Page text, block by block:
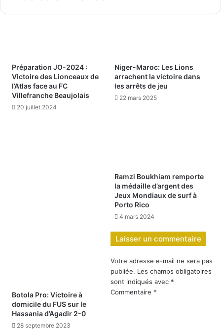
Préparation JO-2024 :
Victoire des Lionceaux de
l’Atlas face au FC
Villefranche Beaujolais
20 juillet 2024
Niger-Maroc: Les Lions
arrachent la victoire dans
les arrêts de jeu
22 mars 2025
Ramzi Boukhiam remporte
la médaille d’argent des
Jeux Mondiaux de surf à
Porto Rico
4 mars 2024
Botola Pro: Victoire à
domicile du FUS sur le
Hassania d’Agadir 2-0
28 septembre 2023
Laisser un commentaire
Votre adresse e-mail ne sera pas
publiée. Les champs obligatoires
sont indiqués avec *
Commentaire *